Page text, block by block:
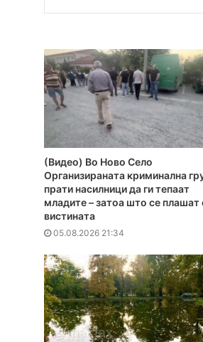
(Видео) Во Ново Село
Организираната криминална
прати насилници да ги тепаат
младите – затоа што се плашат
вистината
05.08.2026 21:34